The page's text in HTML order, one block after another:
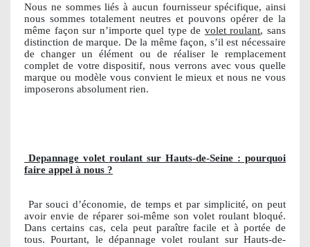
Nous ne sommes liés à aucun fournisseur spécifique, ainsi
nous sommes totalement neutres et pouvons opérer de la
même façon sur n’importe quel type de volet roulant, sans
distinction de marque. De la même façon, s’il est nécessaire
de changer un élément ou de réaliser le remplacement
complet de votre dispositif, nous verrons avec vous quelle
marque ou modèle vous convient le mieux et nous ne vous
imposerons absolument rien.
Depannage volet roulant sur Hauts-de-Seine : pourquoi
faire appel à nous ?
Par souci d’économie, de temps et par simplicité, on peut
avoir envie de réparer soi-même son volet roulant bloqué.
Dans certains cas, cela peut paraître facile et à portée de
tous. Pourtant, le dépannage volet roulant sur Hauts-de-